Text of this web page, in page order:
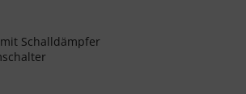
Schalldämpfer